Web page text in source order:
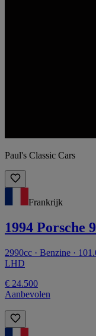
Paul's Classic Cars
Frankrijk
1994 Porsche
2990cc · Benzine ·
LHD
€ 24.500
Aanbevolen